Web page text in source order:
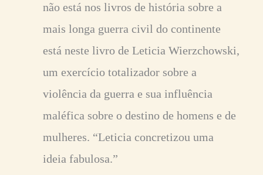
não está nos livros de história sobre a
mais longa guerra civil do continente
está neste livro de Leticia Wierzchowski,
um exercício totalizador sobre a
violência da guerra e sua influência
maléfica sobre o destino de homens e de
mulheres. “Leticia concretizou uma
ideia fabulosa.”